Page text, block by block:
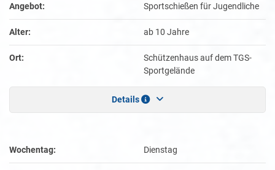
Angebot: Sportschießen für Jugendliche
Alter: ab 10 Jahre
Ort:
Schützenhaus auf dem TGS-
Sportgelände
Details
Wochentag: Dienstag